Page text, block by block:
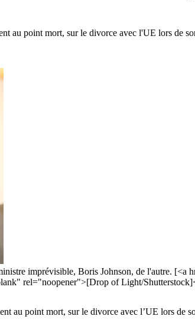
au point mort, sur le divorce avec l'UE lors de
imprévisible, Boris Johnson, de l'autre.
rel="noopener">[Drop of Light/
au point mort, sur le divorce avec l’UE lors de